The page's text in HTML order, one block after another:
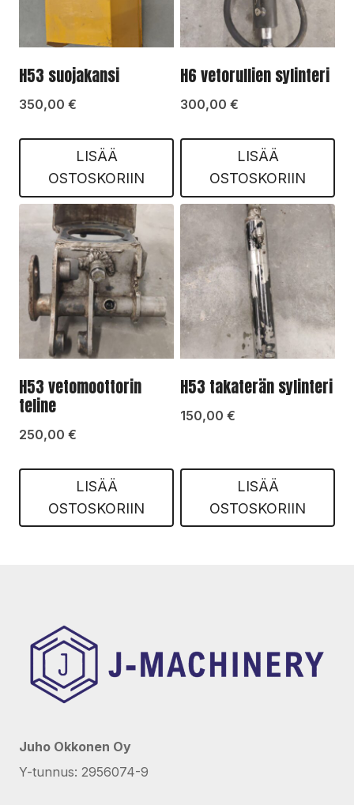
H53 suojakansi
350,00 €
LISÄÄ
OSTOSKORIIN
H6 vetorullien sylinteri
300,00 €
LISÄÄ
OSTOSKORIIN
H53 vetomoottorin
teline
250,00 €
LISÄÄ
OSTOSKORIIN
H53 takaterän sylinteri
150,00 €
LISÄÄ
OSTOSKORIIN
Juho Okkonen Oy
Y-tunnus: 2956074-9